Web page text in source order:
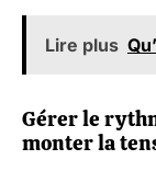
Lire plus
Gérer le
monter la